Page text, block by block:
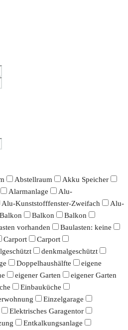
Abstellraum
Akku Speicher
Alarmanlage
Alu-
Alu-Kunststofffenster-Zweifach
Alu-
Balkon Balkon
Balkon
vorhanden
Baulasten: keine
Carport
Carport
denkmalgeschützt
Doppelhaushälfte
eigene
eigener Garten
eigener Garten
Einbauküche
Einzelgarage
Elektrisches Garagentor
Entkalkungsanlage